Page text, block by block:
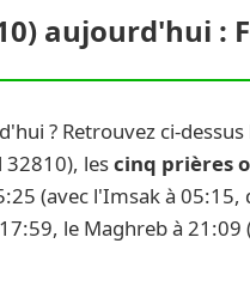
aujourd'hui :
? Retrouvez ci-dessus
32810), lescinq prières
(avec l'Imsak à
le Maghreb à 21:09